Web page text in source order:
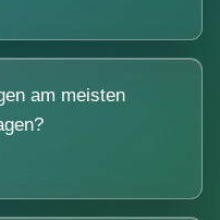
am meisten